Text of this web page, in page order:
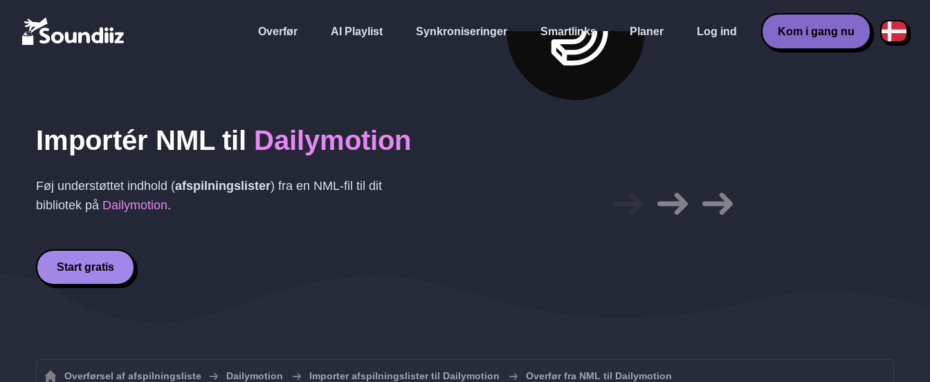
Overfør AI Playlist Synkroniseringer Smartlinks Planer Log ind Kom i gang nu
Importér NMLtil Dailymotion
Føj understøttet indhold (afspilningslister) fra en NML-fil til dit
bibliotek på Dailymotion.
Start gratis
Overførsel af afspilningsliste Dailymotion Importer afspilningslister til Dailymotion Overfør fra NML til Dailymotion